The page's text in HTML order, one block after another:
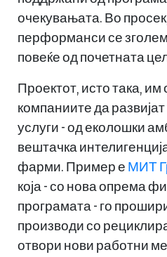
очекувањата. Во
перформанси се
повеќе од почетната
Проектот, исто така,
компаниите да
услуги - од еколошки
вештачка
фарми. Пример е МИТ
која - со нова опрема
програмата - го
производи со
отвори нови работни